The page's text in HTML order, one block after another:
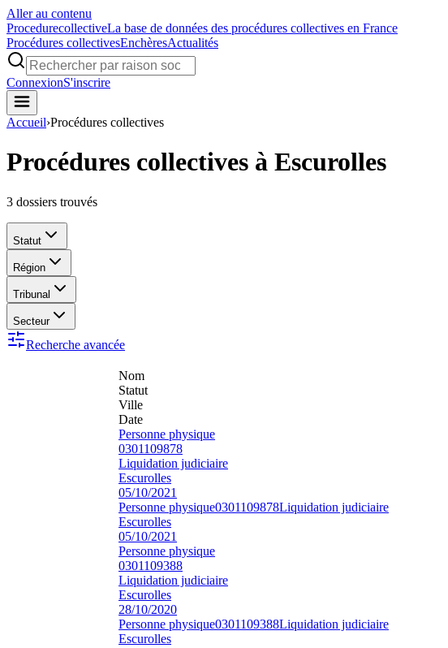
Aller au contenu
ProcedurecollectiveLa base de données des procédures collectives en France
Procédures collectivesEnchèresActualités
ConnexionS'inscrire
Accueil›Procédures collectives
Procédures collectives à Escurolles
3 dossiers trouvés
Statut
Région
Tribunal
Secteur
Recherche avancée
Nom
Statut
Ville
Date
Personne physique
0301109878
Liquidation judiciaire
Escurolles
05/10/2021
Personne physique0301109878Liquidation judiciaire
Escurolles
05/10/2021
Personne physique
0301109388
Liquidation judiciaire
Escurolles
28/10/2020
Personne physique0301109388Liquidation judiciaire
Escurolles